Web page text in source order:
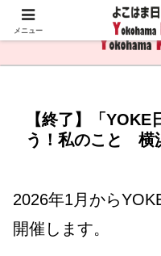
【終了】「
う！私のこと 横
2026年1月から
開催します。
メニュー